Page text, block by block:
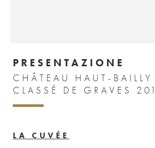
PRESENTAZIONE
CHÂTEAU HAUT-BAILLY
CLASSÉ DE
LA CUVÉE